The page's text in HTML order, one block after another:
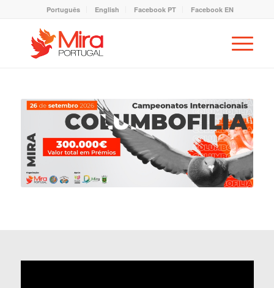
Português English Facebook PT Facebook EN